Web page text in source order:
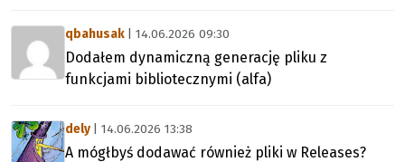
qbahusak | 14.06.2026 09:30
Dodałem dynamiczną generację pliku z
funkcjami bibliotecznymi (alfa)
dely | 14.06.2026 13:38
A mógłbyś dodawać również pliki w Releases?